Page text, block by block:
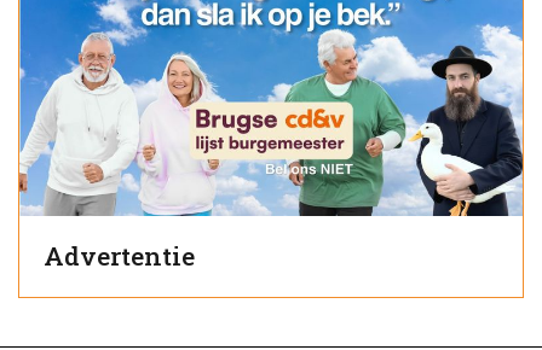
Advertentie